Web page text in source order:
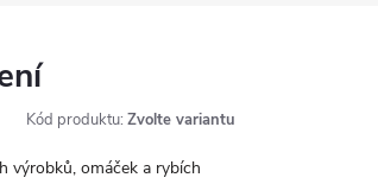
Kód produktu: Zvolte variantu
výrobků, omáček a rybích